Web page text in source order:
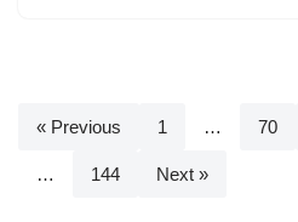
« Previous 1 … 70
… 144 Next »